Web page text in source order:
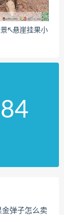
↖悬崖挂果小
弹子怎么卖